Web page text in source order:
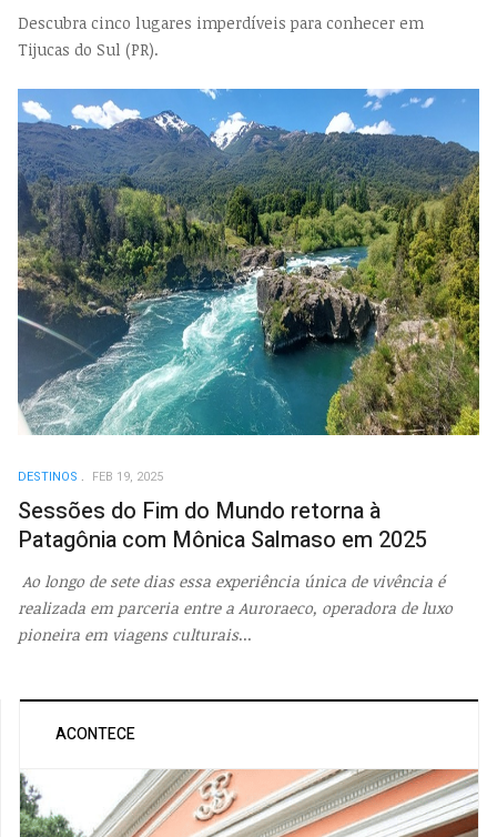
Descubra cinco lugares imperdíveis para conhecer em
Tijucas do Sul (PR).
DESTINOS FEB 19, 2025
Sessões do Fim do Mundo retorna à
Patagônia com Mônica Salmaso em 2025
Ao longo de sete dias essa experiência única de vivência é
realizada em parceria entre a Auroraeco, operadora de luxo
pioneira em viagens culturais...
ACONTECE